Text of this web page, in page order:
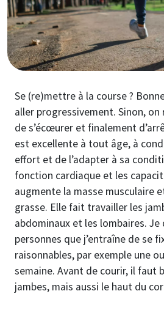
Se (re)mettre à la course ?
aller progressivement. Sinon, on
de s’écœurer et finalement
est excellente à tout âge, à
effort et de l’adapter à sa
fonction cardiaque et les
augmente la masse musculaire
grasse. Elle fait travailler les
abdominaux et les lombaires. Je
personnes que j’entraîne de se
raisonnables, par exemple une
semaine. Avant de courir, il faut
jambes, mais aussi le haut du